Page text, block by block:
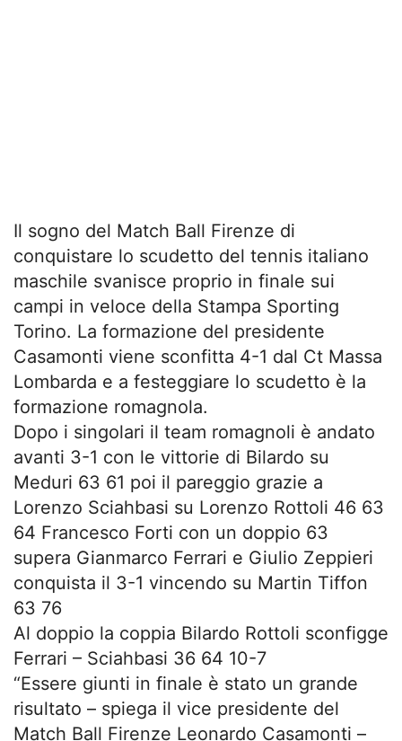
Il sogno del Match Ball Firenze di
conquistare lo scudetto del tennis italiano
maschile svanisce proprio in finale sui
campi in veloce della Stampa Sporting
Torino. La formazione del presidente
Casamonti viene sconfitta 4-1 dal Ct Massa
Lombarda e a festeggiare lo scudetto è la
formazione romagnola.
Dopo i singolari il team romagnoli è andato
avanti 3-1 con le vittorie di Bilardo su
Meduri 63 61 poi il pareggio grazie a
Lorenzo Sciahbasi su Lorenzo Rottoli 46 63
64 Francesco Forti con un doppio 63
supera Gianmarco Ferrari e Giulio Zeppieri
conquista il 3-1 vincendo su Martin Tiffon
63 76
Al doppio la coppia Bilardo Rottoli sconfigge
Ferrari – Sciahbasi 36 64 10-7
“Essere giunti in finale è stato un grande
risultato – spiega il vice presidente del
Match Ball Firenze Leonardo Casamonti –